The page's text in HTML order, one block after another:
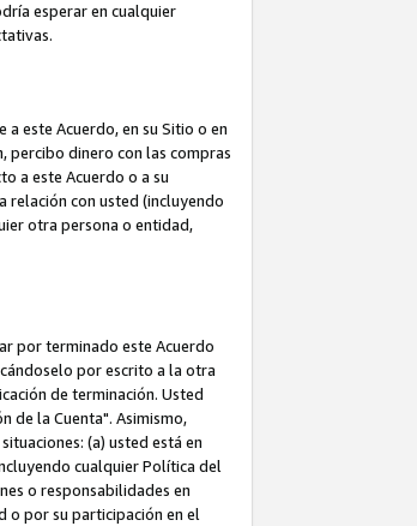
esperar en cualquier
este Acuerdo, en su Sitio o en
percibo dinero con las compras
a este Acuerdo o a su
relación con usted (incluyendo
otra persona o entidad,
por terminado este Acuerdo
por escrito a la otra
de terminación. Usted
de la Cuenta". Asimismo,
(a) usted está en
cualquier Política del
o responsabilidades en
o por su participación en el